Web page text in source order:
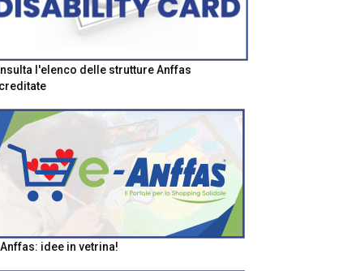
l'elenco delle strutture Anffas
idee in vetrina!